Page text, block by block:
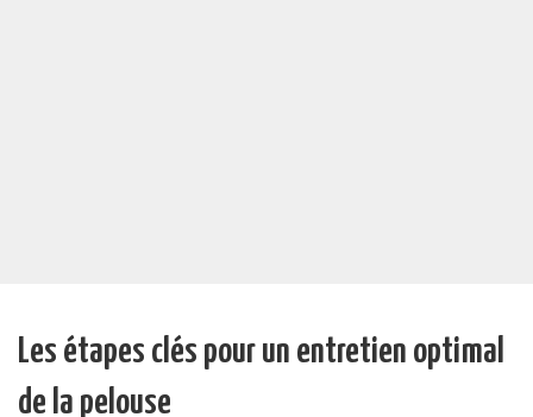
Les étapes clés pour un entretien optimal
de la pelouse